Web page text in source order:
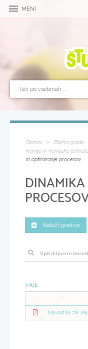
MENI
Domov Zbirka gradiv
kemijo in kemijsko
in optimiranje procesov
Naloži gradivo
VAJE
Navodila za